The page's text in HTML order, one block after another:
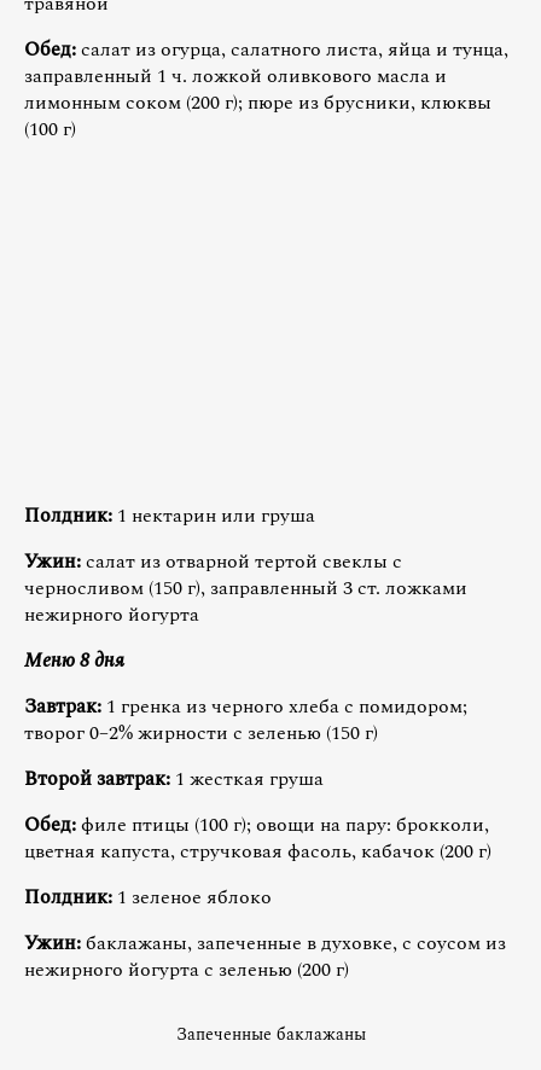
Обед:салат из огурца, салатного листа, яйца и тунца,
заправленный 1 ч. ложкой оливкового масла и
лимонным соком (200 г); пюре из брусники, клюквы
(100 г)
Полдник: 1 нектарин или груша
Ужин:салат из отварной тертой свеклы с
черносливом (150 г), заправленный 3 ст. ложками
нежирного йогурта
Меню 8 дня
Завтрак: 1 гренка из черного хлеба с помидором;
творог 0–2% жирности с зеленью (150 г)
Второй завтрак: 1 жесткая груша
Обед:филе птицы (100 г); овощи на пару: брокколи,
цветная капуста, стручковая фасоль, кабачок (200 г)
Полдник: 1 зеленое яблоко
Ужин:баклажаны, запеченные в духовке, с соусом из
нежирного йогурта с зеленью (200 г)
Запеченные баклажаны